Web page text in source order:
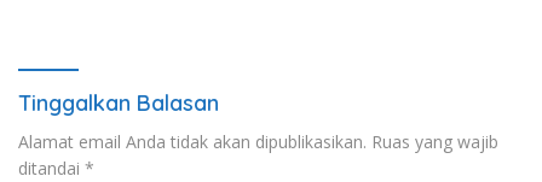
Tinggalkan Balasan
Alamat email Anda tidak akan dipublikasikan. Ruas yang wajib
ditandai *